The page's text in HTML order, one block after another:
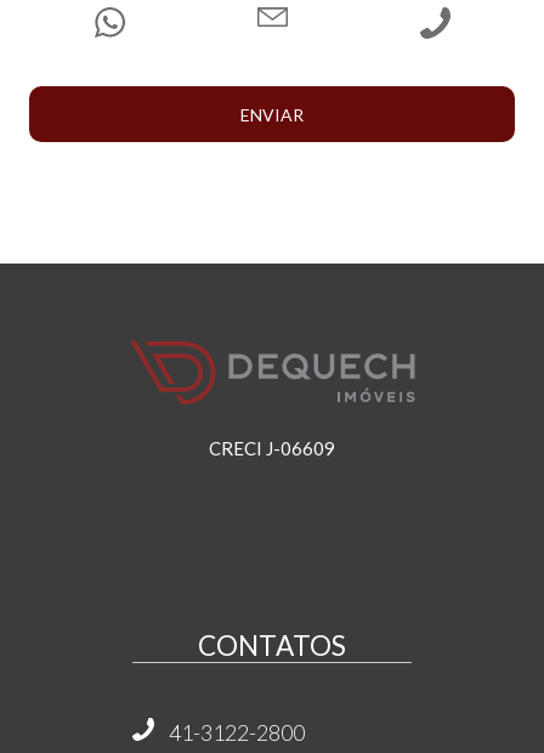
ENVIAR
CRECI J-06609
CONTATOS
41-3122-2800